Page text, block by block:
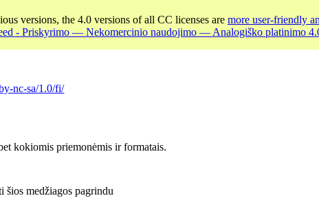
versions, the 4.0 versions of all CC licenses are more user-friendly
- Priskyrimo — Nekomercinio naudojimo — Analogiško platinimo
nc-sa/1.0/fi/
kokiomis priemonėmis ir formatais.
medžiagos pagrindu